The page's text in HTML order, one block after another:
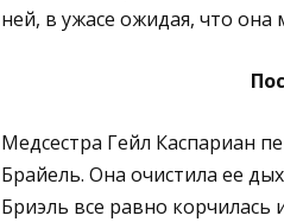
ней, в ужасе ожидая, что она
Медсестра Гейл Каспариан
Брайель. Она очистила ее
Бриэль все равно корчилась